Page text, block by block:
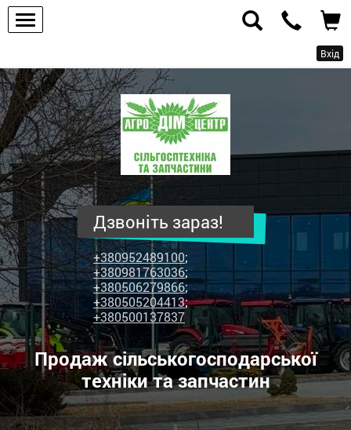
Вхід
ПП
"Агродім-
центр"
-
продаж
сільськогосподарської
техніки
та
запчастин
Дзвоніть зараз!
+380952489100;
+380981763036;
+380506279866;
+380505204413;
+380500137837
Продаж сільськогосподарської
техніки та запчастин